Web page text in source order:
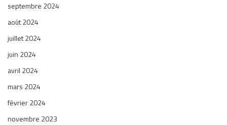
septembre 2024
août 2024
juillet 2024
juin 2024
avril 2024
mars 2024
février 2024
novembre 2023